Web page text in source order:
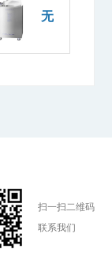
无
扫一扫二维码
联系我们